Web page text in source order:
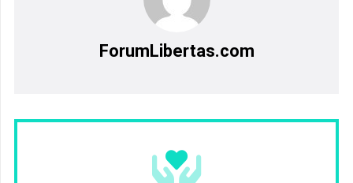
ForumLibertas.com